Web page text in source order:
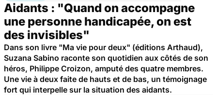
Aidants : "Quand on accompagne
une personne handicapée, on est
des invisibles"
Dans son livre "Ma vie pour deux" (éditions Arthaud),
Suzana Sabino raconte son quotidien aux côtés de son
héros, Philippe Croizon, amputé des quatre membres.
Une vie à deux faite de hauts et de bas, un témoignage
fort qui interpelle sur la situation des aidants.